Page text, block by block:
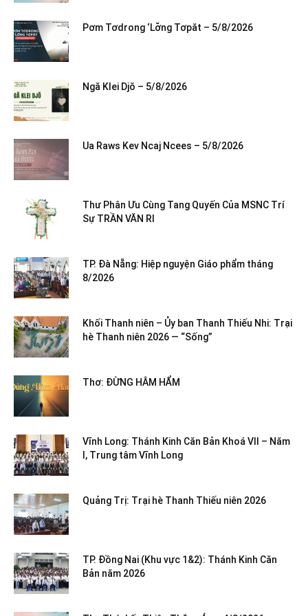
Pơm Tơdrong ‘Lơ̆ng Tơpăt – 5/8/2026
Ngă Klei Djŏ – 5/8/2026
Ua Raws Kev Ncaj Ncees – 5/8/2026
Thư Phân Ưu Cùng Tang Quyến Của MSNC Trí
Sự TRẦN VĂN RI
TP. Đà Nẵng: Hiệp nguyện Giáo phẩm tháng
8/2026
Khối Thanh niên – Ủy ban Thanh Thiếu Nhi: Trại
hè Thanh niên 2026 — “Sống”
Thơ: ĐỪNG HÂM HẨM
Vĩnh Long: Thánh Kinh Căn Bản Khoá VII – Năm
I, Trung tâm Vĩnh Long
Quảng Trị: Trại hè Thanh Thiếu niên 2026
TP. Đồng Nai (Khu vực 1&2): Thánh Kinh Căn
Bản năm 2026